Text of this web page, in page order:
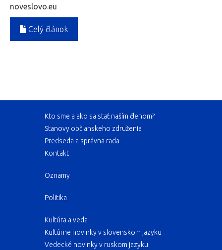
noveslovo.eu
Celý článok
Kto sme a ako sa stať naším členom?
Stanovy občianskeho združenia
Predseda a správna rada
Kontakt
Oznamy
Politika
Kultúra a veda
Kultúrne novinky v slovenskom jazyku
Vedecké novinky v ruskom jazyku